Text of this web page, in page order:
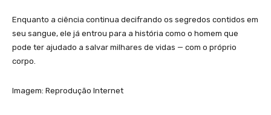
Enquanto a ciência continua decifrando os segredos contidos em
seu sangue, ele já entrou para a história como o homem que
pode ter ajudado a salvar milhares de vidas — com o próprio
corpo.
Imagem: Reprodução Internet